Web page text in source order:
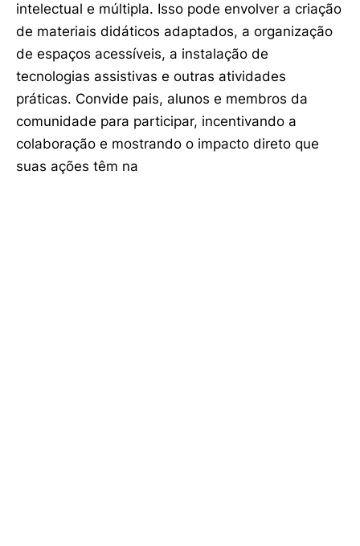
intelectual e múltipla. Isso pode envolver a criação
de materiais didáticos adaptados, a organização
de espaços acessíveis, a instalação de
tecnologias assistivas e outras atividades
práticas. Convide pais, alunos e membros da
comunidade para participar, incentivando a
colaboração e mostrando o impacto direto que
suas ações têm na